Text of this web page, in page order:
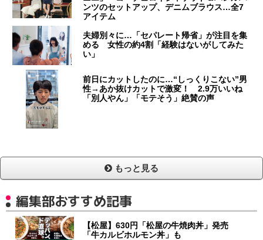
ンツのセットアップ、デニムブラウス…全7
アイテム
夫婦別々に…「セパレート帰省」が注目を集
める 女性の約4割「経験はないがしてみた
い」
前日にカットしたのに…“しっくりこない”男
性→あか抜けカットで激変！ 2.9万いいね
「別人やん」「モテそう」絶賛の声
もっと見る
編集部おすすめ記事
【松屋】630円「松屋の牛焼肉丼」発売
「牛カルビホルモン丼」も